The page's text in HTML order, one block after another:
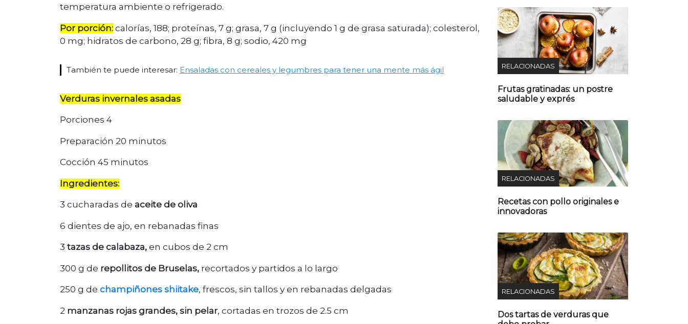
temperatura ambiente o refrigerado.
Por porción: calorías, 188; proteínas, 7 g; grasa, 7 g (incluyendo 1 g de grasa saturada); colesterol,
0 mg; hidratos de carbono, 28 g; fibra, 8 g; sodio, 420 mg
También te puede interesar: Ensaladas con cereales y legumbres para tener una mente más ágil
Verduras invernales asadas
Porciones 4
Preparación 20 minutos
Cocción 45 minutos
Ingredientes:
3 cucharadas de aceite de oliva
6 dientes de ajo, en rebanadas finas
3 tazas de calabaza, en cubos de 2 cm
300 g de repollitos de Bruselas, recortados y partidos a lo largo
250 g de champiñones shiitake, frescos, sin tallos y en rebanadas delgadas
2 manzanas rojas grandes, sin pelar, cortadas en trozos de 2.5 cm
RELACIONADAS
Frutas gratinadas: un postre
saludable y exprés
RELACIONADAS
Recetas con pollo originales e
innovadoras
RELACIONADAS
Dos tartas de verduras que